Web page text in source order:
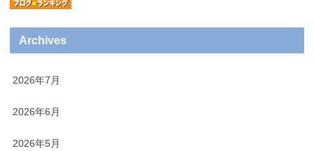
Archives
2026年7月
2026年6月
2026年5月